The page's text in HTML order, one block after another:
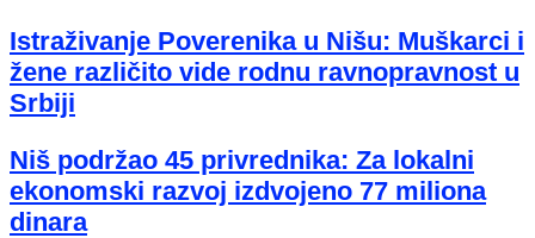
Istraživanje Poverenika u Nišu: Muškarci i
žene različito vide rodnu ravnopravnost u
Srbiji
Niš podržao 45 privrednika: Za lokalni
ekonomski razvoj izdvojeno 77 miliona
dinara